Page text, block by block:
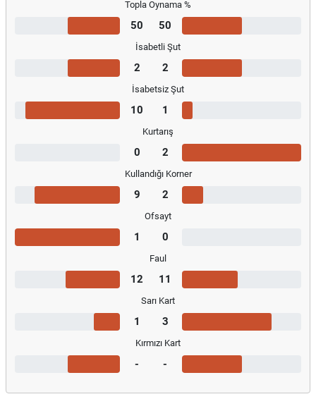
Topla Oynama %
50 50
İsabetli Şut
2 2
İsabetsiz Şut
10 1
Kurtarış
0 2
Kullandığı Korner
9 2
Ofsayt
1 0
Faul
12 11
Sarı Kart
1 3
Kırmızı Kart
- -